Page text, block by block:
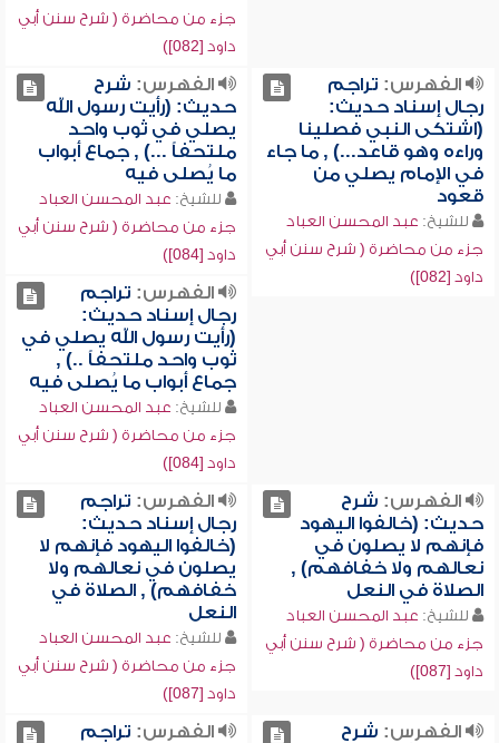
جزء من محاضرة ( شرح سنن أبي
داود [082])
الفهرس: تراجم
رجال إسناد حديث:
(اشتكى النبي فصلينا
وراءه وهو قاعد...) , ما جاء
في الإمام يصلي من
قعود
للشيخ: عبد المحسن العباد
جزء من محاضرة ( شرح سنن أبي
داود [082])
الفهرس: شرح
حديث: (رأيت رسول الله
يصلي في ثوب واحد
ملتحفاً ...) , جماع أبواب
ما يُصلى فيه
للشيخ: عبد المحسن العباد
جزء من محاضرة ( شرح سنن أبي
داود [084])
الفهرس: تراجم
رجال إسناد حديث:
(رأيت رسول الله يصلي في
ثوب واحد ملتحفاً ..) ,
جماع أبواب ما يُصلى فيه
للشيخ: عبد المحسن العباد
جزء من محاضرة ( شرح سنن أبي
داود [084])
الفهرس: شرح
حديث: (خالفوا اليهود
فإنهم لا يصلون في
نعالهم ولا خفافهم) ,
الصلاة في النعل
للشيخ: عبد المحسن العباد
جزء من محاضرة ( شرح سنن أبي
داود [087])
الفهرس: تراجم
رجال إسناد حديث:
(خالفوا اليهود فإنهم لا
يصلون في نعالهم ولا
خفافهم) , الصلاة في
النعل
للشيخ: عبد المحسن العباد
جزء من محاضرة ( شرح سنن أبي
داود [087])
الفهرس: شرح
الفهرس: تراجم